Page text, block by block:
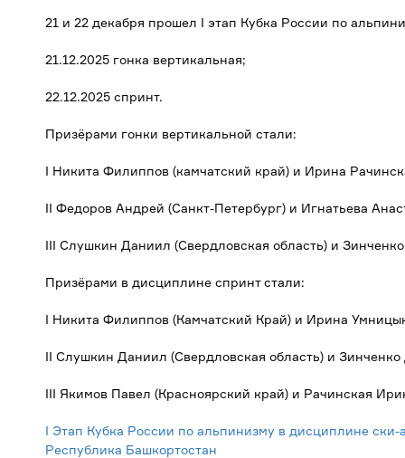
21 и 22 декабря прошел I этап Кубка России по
21.12.2025 гонка вертикальная;
22.12.2025 спринт.
Призёрами гонки вертикальной стали:
I Никита Филиппов (камчатский край) и Ирина
II Федоров Андрей (Санкт-Петербург) и Игнатьева
III Слушкин Даниил (Свердловская область) и
Призёрами в дисциплине спринт стали:
I Никита Филиппов (Камчатский Край) и Ирина
II Слушкин Даниил (Свердловская область) и Зинченко
III Якимов Павел (Красноярский край) и Рачинская
I Этап Кубка России по альпинизму в дисциплине
Республика Башкортостан